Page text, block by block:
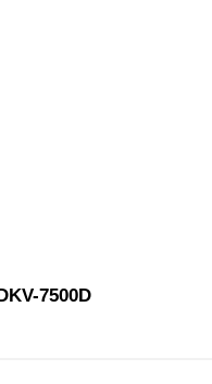
7500D